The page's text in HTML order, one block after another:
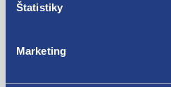
Štatistiky
Marketing
Fiat Scudo 2007-